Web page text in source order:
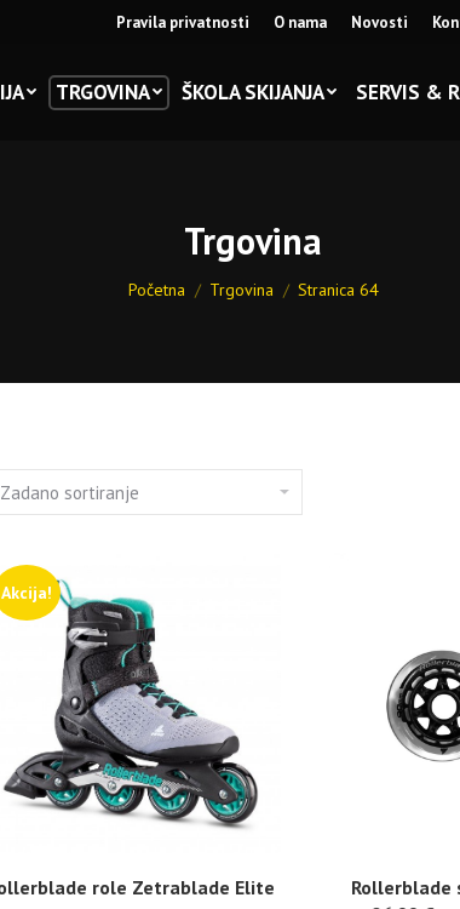
Pravila privatnosti O nama Novosti
TRGOVINA ŠKOLA SKIJANJA SERVIS &
Trgovina
You are here:
Početna Trgovina Stranica 64
Akcija!
role Zetrablade Elite
Rollerblade